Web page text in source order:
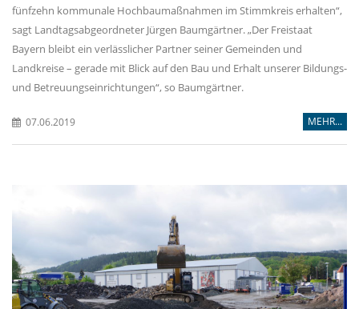
fünfzehn kommunale Hochbaumaßnahmen im Stimmkreis erhalten“,
sagt Landtagsabgeordneter Jürgen Baumgärtner. „Der Freistaat
Bayern bleibt ein verlässlicher Partner seiner Gemeinden und
Landkreise – gerade mit Blick auf den Bau und Erhalt unserer Bildungs-
und Betreuungseinrichtungen“, so Baumgärtner.
07.06.2019 MEHR...